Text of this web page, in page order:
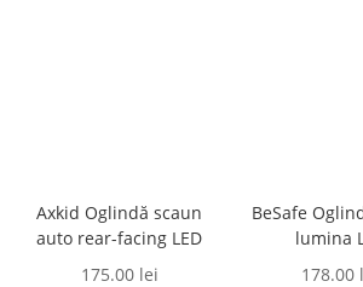
Axkid Oglindă scaun
auto rear-facing LED
175.00 lei
BeSafe
lumina
178.00